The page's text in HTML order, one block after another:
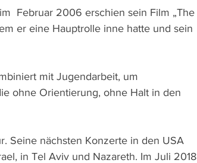
Februar 2006 erschien sein Film „The
er eine Hauptrolle inne hatte und sein
mit Jugendarbeit, um
ohne Orientierung, ohne Halt in den
Seine nächsten Konzerte in den USA
in Tel Aviv und Nazareth. Im Juli 2018